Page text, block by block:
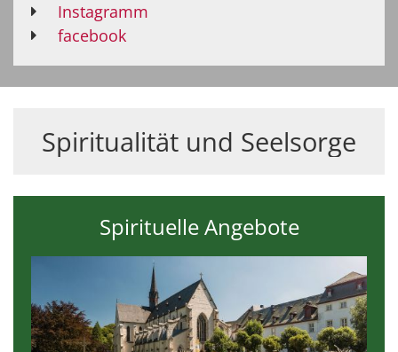
Instagramm
facebook
Spiritualität und Seelsorge
Spirituelle Angebote